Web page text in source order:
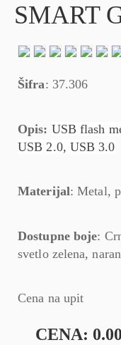
SMART
Šifra: 37.306
Opis: USB flash
USB 2.0, USB 3.0
Materijal: Metal,
Dostupne boje:
svetlo zelena,
Cena na upit
CENA: